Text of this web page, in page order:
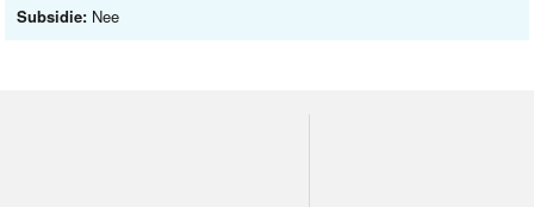
Subsidie: Nee